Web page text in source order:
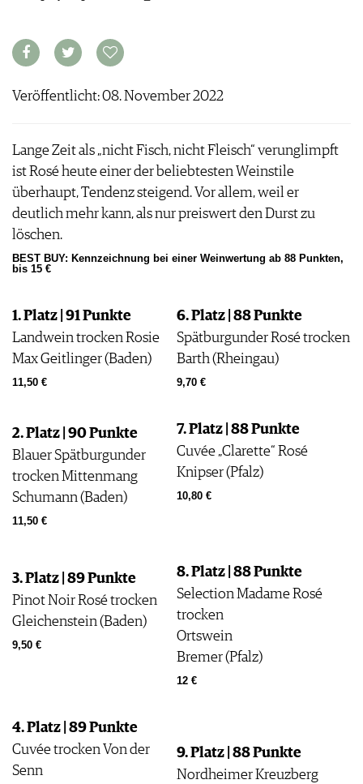
ANMELDEN
VORTEILSWELT
TRINKREIFETABELLE
ABO
WEINSUCHE
NEWSLETTER
WINE TRADE CLUB
REDAKTION
WERBUNG
PRESSE
IMPRESSUM
AGB & DATENSCHUTZ
Veröffentlicht: 08. November 2022
Lange Zeit als „nicht Fisch, nicht Fleisch“ verunglimpft
ist Rosé heute einer der beliebtesten Weinstile
überhaupt, Tendenz steigend. Vor allem, weil er
deutlich mehr kann, als nur preiswert den Durst zu
löschen.
BEST BUY: Kennzeichnung bei einer Weinwertung ab 88 Punkten,
bis 15 €
1. Platz | 91 Punkte
Landwein trocken Rosie
Max Geitlinger (Baden)
11,50 €
6. Platz | 88 Punkte
Spätburgunder Rosé trocken
Barth (Rheingau)
9,70 €
2. Platz | 90 Punkte
Blauer Spätburgunder
trocken Mittenmang
Schumann (Baden)
11,50 €
7. Platz | 88 Punkte
Cuvée „Clarette“ Rosé
Knipser (Pfalz)
10,80 €
3. Platz | 89 Punkte
Pinot Noir Rosé trocken
Gleichenstein (Baden)
9,50 €
8. Platz | 88 Punkte
Selection Madame Rosé
trocken
Ortswein
Bremer (Pfalz)
12 €
4. Platz | 89 Punkte
Cuvée trocken Von der
Senn
9. Platz | 88 Punkte
Nordheimer Kreuzberg